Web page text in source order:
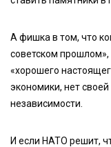
А фишка в том, что
советском прошлом»,
«хорошего
экономики, нет
независимости.
И если НАТО решит,